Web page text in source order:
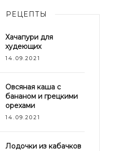
РЕЦЕПТЫ
Хачапури для
худеющих
14.09.2021
Овсяная каша с
бананом и грецкими
орехами
14.09.2021
Лодочки из кабачков